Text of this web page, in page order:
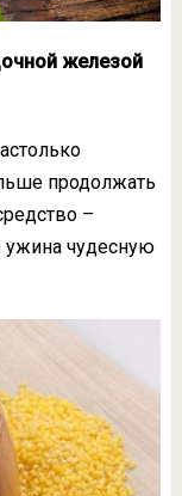
железой
продолжать
–
ужина чудесную